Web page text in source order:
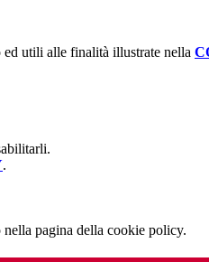
utili alle finalità illustrate nella
.
pagina della cookie policy.